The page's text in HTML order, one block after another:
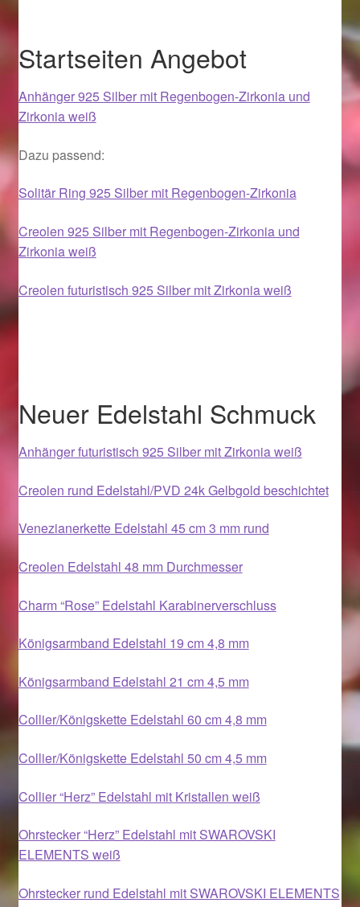
Halloween Schmuck online kaufen 2016
Halloween Schmuck online kaufen 2017
Halloween Schmuck online kaufen 2018
Im Gedenken an
Impressum
Karneval 2015 – Schmuck zu Fasching & Co.
Karneval 2019 – Schmuck zu Fasching & Co.
Kasse
Liefer- und Versandkosten
Magisches und Festliches zu Halloween
Magisches und Festliches zu Halloween
Logout
Ostergeschenke finden für Ostern 2015
Ostergeschenke finden für Ostern 2016
Ostergeschenke finden für Ostern 2017
Ostergeschenke finden für Ostern 2018
Startseiten Angebot
Anhänger 925 Silber mit Regenbogen-Zirkonia und
Zirkonia weiß
Dazu passend:
Solitär Ring 925 Silber mit Regenbogen-Zirkonia
Creolen 925 Silber mit Regenbogen-Zirkonia und
Zirkonia weiß
Creolen futuristisch 925 Silber mit Zirkonia weiß
Neuer Edelstahl Schmuck
Anhänger futuristisch 925 Silber mit Zirkonia weiß
Creolen rund Edelstahl/PVD 24k Gelbgold beschichtet
Venezianerkette Edelstahl 45 cm 3 mm rund
Creolen Edelstahl 48 mm Durchmesser
Charm “Rose” Edelstahl Karabinerverschluss
Königsarmband Edelstahl 19 cm 4,8 mm
Königsarmband Edelstahl 21 cm 4,5 mm
Collier/Königskette Edelstahl 60 cm 4,8 mm
Collier/Königskette Edelstahl 50 cm 4,5 mm
Collier “Herz” Edelstahl mit Kristallen weiß
Ohrstecker “Herz” Edelstahl mit SWAROVSKI
ELEMENTS weiß
Ohrstecker rund Edelstahl mit SWAROVSKI ELEMENTS